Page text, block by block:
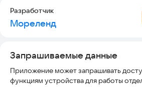
Разработчик
Мореленд
Запрашиваемые данные
Приложение может запрашивать
функциям устройства для работы